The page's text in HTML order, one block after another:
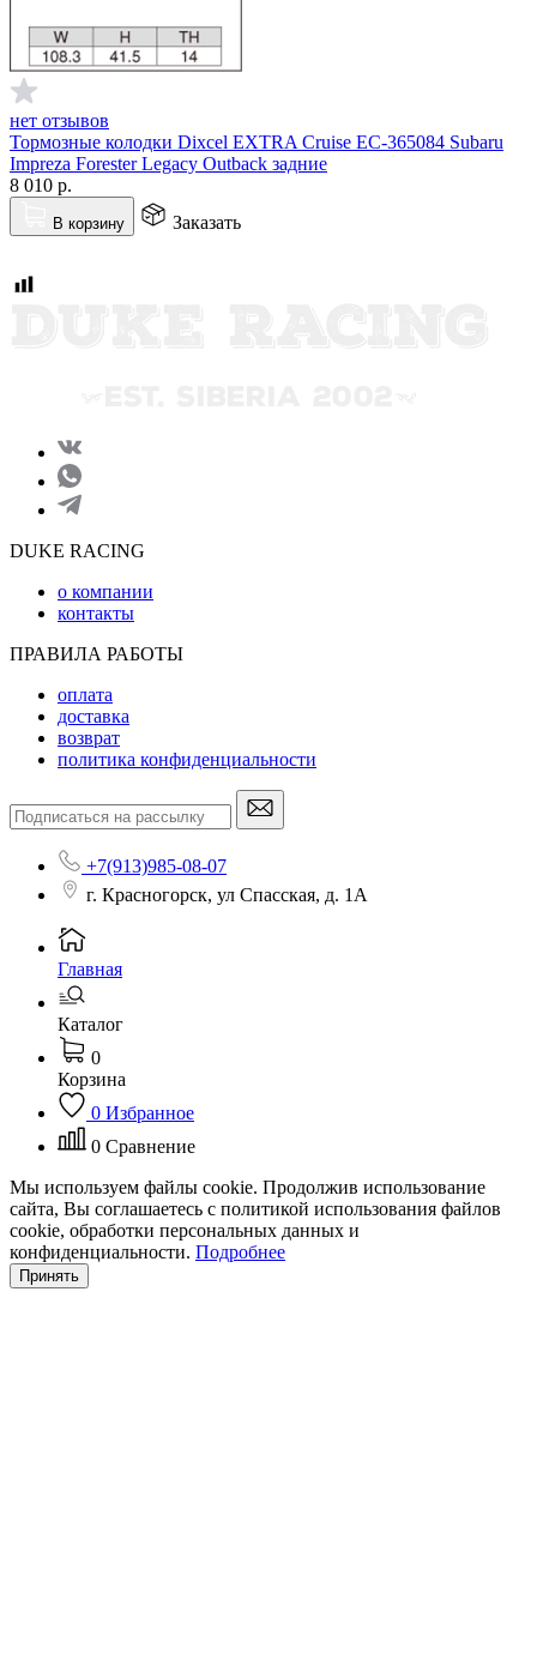
нет отзывов
Тормозные колодки Dixcel EXTRA Cruise EC-365084 Subaru
Impreza Forester Legacy Outback задние
8 010 р.
В корзину Заказать
DUKE RACING
о компании
контакты
ПРАВИЛА РАБОТЫ
оплата
доставка
возврат
политика конфиденциальности
+7(913)985-08-07
г. Красногорск, ул Спасская, д. 1А
Главная
Каталог
0
Корзина
0 Избранное
0 Сравнение
Мы используем файлы cookie. Продолжив использование
сайта, Вы соглашаетесь с политикой использования файлов
cookie, обработки персональных данных и
конфиденциальности. Подробнее
Принять